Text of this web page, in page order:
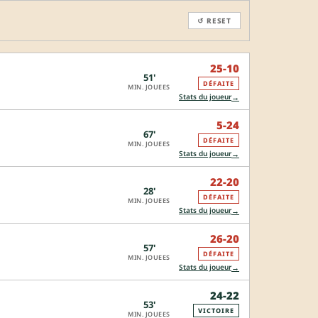
↺ RESET
51'
MIN. JOUEES
25-10
DÉFAITE
Stats du joueur→
67'
MIN. JOUEES
5-24
DÉFAITE
Stats du joueur→
28'
MIN. JOUEES
22-20
DÉFAITE
Stats du joueur→
57'
MIN. JOUEES
26-20
DÉFAITE
Stats du joueur→
53'
MIN. JOUEES
24-22
VICTOIRE